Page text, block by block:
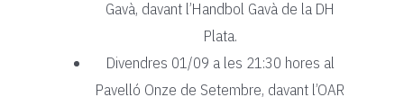
Gavà, davant l’Handbol Gavà de la DH
Plata.
Divendres 01/09 a les 21:30 hores al
Pavelló Onze de Setembre, davant l’OAR